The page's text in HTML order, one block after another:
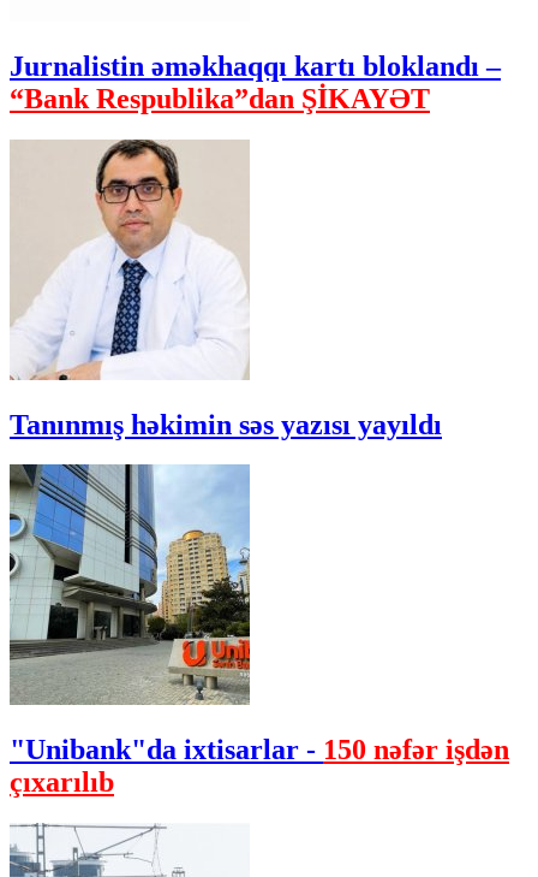
Jurnalistin əməkhaqqı kartı bloklandı –
“Bank Respublika”dan ŞİKAYƏT
Tanınmış həkimin səs yazısı yayıldı
"Unibank"da ixtisarlar - 150 nəfər işdən
çıxarılıb